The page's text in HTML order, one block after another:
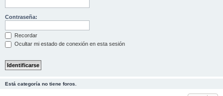
Contraseña:
Recordar
Ocultar mi estado de conexión en esta sesión
Está categoría no tiene foros.